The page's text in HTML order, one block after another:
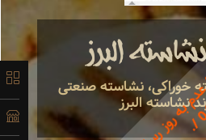
البرز
خوراکی، نشاسته صنعتی
نشاسته البرز